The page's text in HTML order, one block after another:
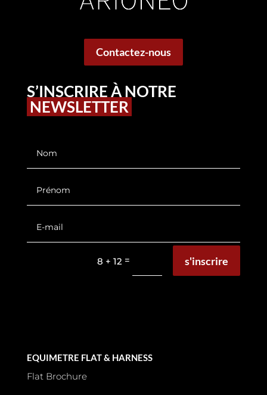
Contactez-nous
S’INSCRIRE À NOTRE
NEWSLETTER
8 + 12 = s'inscrire
EQUIMETRE FLAT & HARNESS
Flat Brochure